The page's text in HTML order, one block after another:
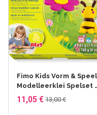
Fimo Kids Vorm & Speel
Modelleerklei Spelset -
Happy Bees - 4x42 gr
11,05 € 13,00 €